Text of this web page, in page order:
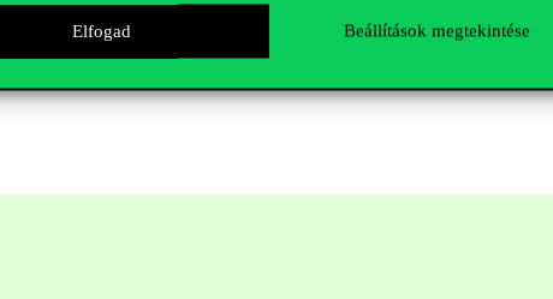
Elfogad Beállítások megtekintése